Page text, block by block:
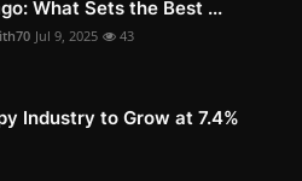
What Sets the Best ...
Jul 9, 2025 43
Industry to Grow at 7.4%